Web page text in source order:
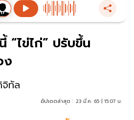
“ไข่ไก่” ปรับขึ้น
ง
จิทัล
อัปเดตล่าสุด : 23 มี.ค. 65 | 15:07 น.